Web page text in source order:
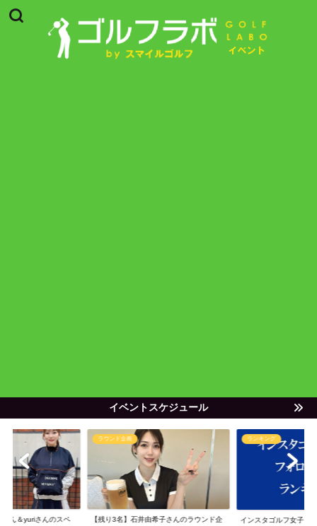
イベントスケジュール
ん＆yuriさんのスペ
ラウンド企画
【残り3名】石井由希子さんのラウンド企
ランキング
インスタゴルフ女子フ